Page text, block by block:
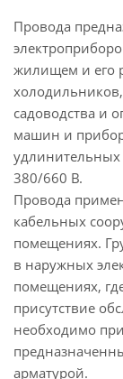
Провода
жилищем и его
садоводства и
машин и
удлинительных
380/660 В.
Провода
кабельных
помещениях.
в наружных
помещениях,
присутствие
необходимо
арматурой.